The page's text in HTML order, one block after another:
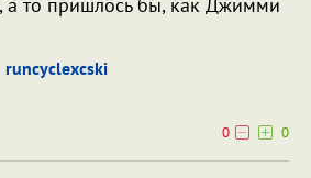
а то пришлось бы, как Джимми
runcyclexcski
0
0